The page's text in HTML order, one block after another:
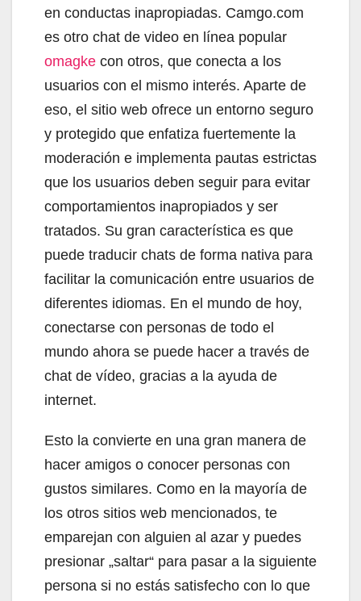
en conductas inapropiadas. Camgo.com
es otro chat de video en línea popular
omagke con otros, que conecta a los
usuarios con el mismo interés. Aparte de
eso, el sitio web ofrece un entorno seguro
y protegido que enfatiza fuertemente la
moderación e implementa pautas estrictas
que los usuarios deben seguir para evitar
comportamientos inapropiados y ser
tratados. Su gran característica es que
puede traducir chats de forma nativa para
facilitar la comunicación entre usuarios de
diferentes idiomas. En el mundo de hoy,
conectarse con personas de todo el
mundo ahora se puede hacer a través de
chat de vídeo, gracias a la ayuda de
internet.
Esto la convierte en una gran manera de
hacer amigos o conocer personas con
gustos similares. Como en la mayoría de
los otros sitios web mencionados, te
emparejan con alguien al azar y puedes
presionar „saltar“ para pasar a la siguiente
persona si no estás satisfecho con lo que